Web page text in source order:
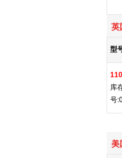
英
型
库
号
美